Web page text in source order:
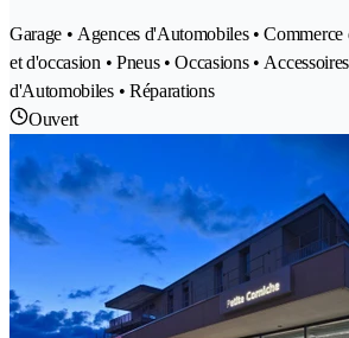
Garage • Agences d'Automobiles •
et d'occasion • Pneus • Occasions •
d'Automobiles • Réparations
Ouvert